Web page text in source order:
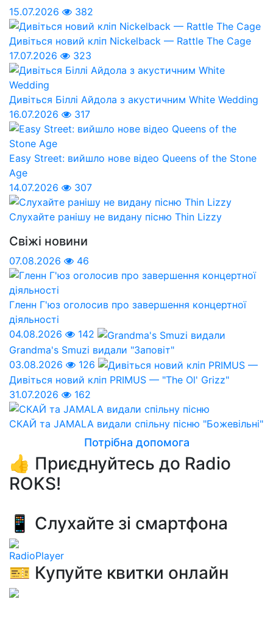
15.07.2026 382
Дивіться новий кліп Nickelback — Rattle The Cage
17.07.2026
323
Дивіться Біллі Айдола з акустичним White Wedding
16.07.2026
317
Easy Street: вийшло нове відео Queens of the Stone
Age
14.07.2026
307
Слухайте ранішу не видану пісню Thin Lizzy
Свіжі новини
07.08.2026 46
Гленн Г'юз оголосив про завершення концертної
діяльності
04.08.2026
142
Grandma's Smuzi видали "Заповіт"
03.08.2026
126
Дивіться новий кліп PRIMUS — "The Ol' Grizz"
31.07.2026
162
СКАЙ та JAMALA видали спільну пісню "Божевільні"
Потрібна допомога
👍 Приєднуйтесь до Radio
ROKS!
📱 Слухайте зі смартфона
RadioPlayer
🎫 Купуйте квитки онлайн